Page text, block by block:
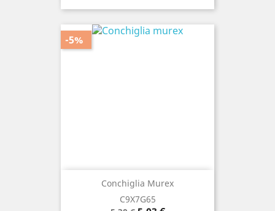
Conchiglia Murex
C9X7G65
-5%